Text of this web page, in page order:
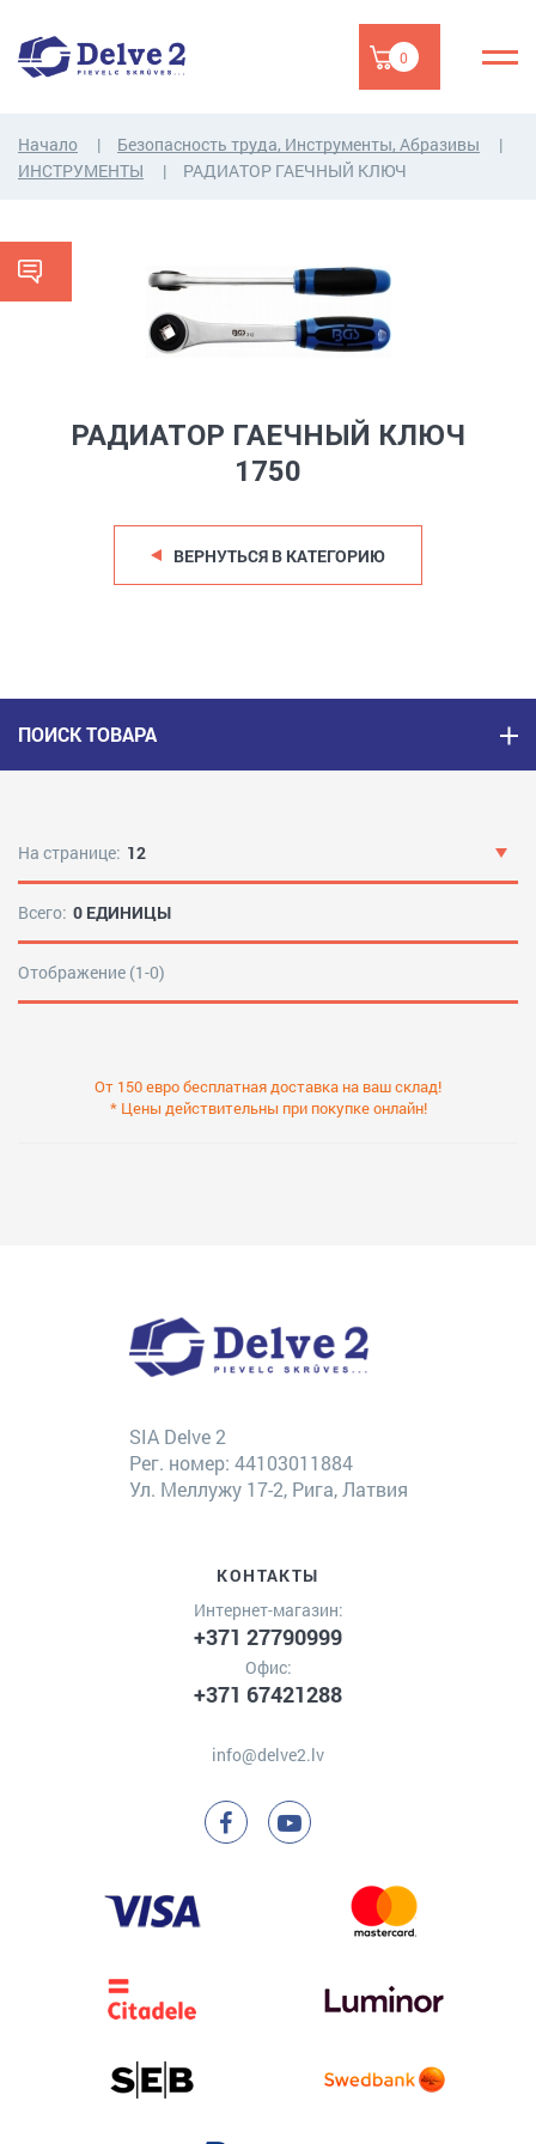
0
Начало
Безопасность труда, Инструменты, Абразивы
ИНСТРУМЕНТЫ
РАДИАТОР ГАЕЧНЫЙ КЛЮЧ
РАДИАТОР ГАЕЧНЫЙ КЛЮЧ
1750
ВЕРНУТЬСЯ В КАТЕГОРИЮ
ПОИСК ТОВАРА
На странице: 12
Всего: 0 ЕДИНИЦЫ
Отображение (1-0)
От 150 евро бесплатная доставка на ваш склад!
* Цены действительны при покупке онлайн!
SIA Delve 2
Рег. номер: 44103011884
Ул. Меллужу 17-2, Рига, Латвия
КОНТАКТЫ
Интернет-магазин:
+371 27790999
Офис:
+371 67421288
info@delve2.lv